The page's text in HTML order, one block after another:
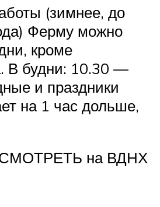
(зимнее, до
Ферму можно
кроме
В будни: 10.30 —
и праздники
на 1 час дольше,
на ВДНХ